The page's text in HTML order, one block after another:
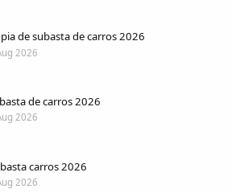
de subasta de carros 2026
2026
de carros 2026
2026
Subasta carros 2026
2026